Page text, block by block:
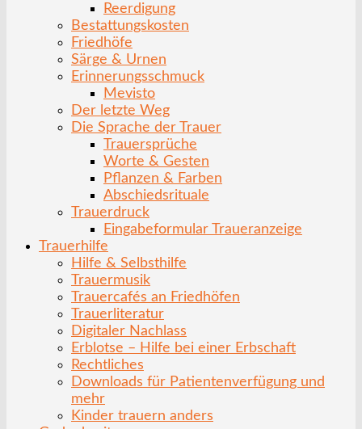
Reerdigung
Bestattungskosten
Friedhöfe
Särge & Urnen
Erinnerungsschmuck
Mevisto
Der letzte Weg
Die Sprache der Trauer
Trauersprüche
Worte & Gesten
Pflanzen & Farben
Abschiedsrituale
Trauerdruck
Eingabeformular Traueranzeige
Trauerhilfe
Hilfe & Selbsthilfe
Trauermusik
Trauercafés an Friedhöfen
Trauerliteratur
Digitaler Nachlass
Erblotse – Hilfe bei einer Erbschaft
Rechtliches
Downloads für Patientenverfügung und
mehr
Kinder trauern anders